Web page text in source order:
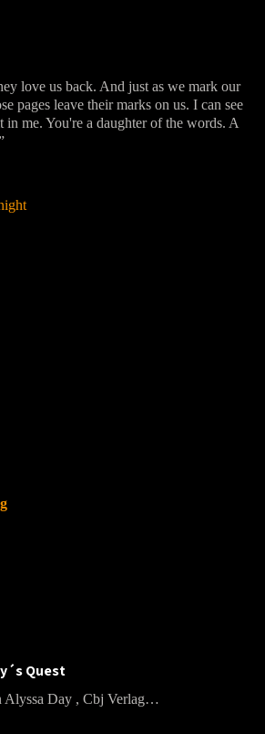
love us back. And just as we mark our
pages leave their marks on us. I can see
in me. You're a daughter of the words. A
Quest
Alyssa Day , Cbj Verlag…